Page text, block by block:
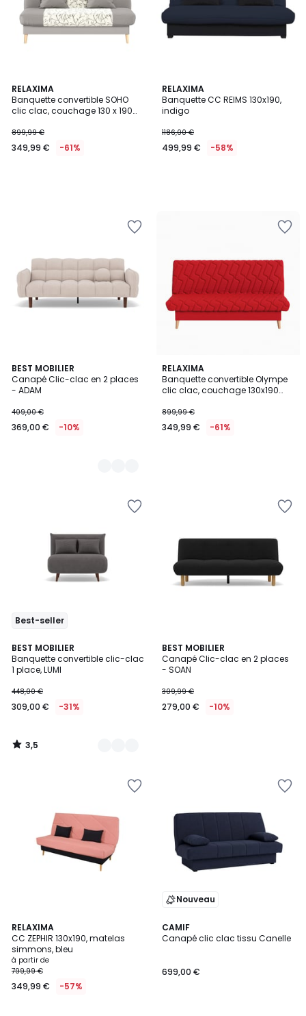
RELAXIMA
Banquette convertible SOHO
clic clac, couchage 130 x 190
coussins OFFERTS, Beige à
motifs
899,99 €
349,99 € -61%
RELAXIMA
Banquette CC REIMS 130x190,
indigo
1186,00 €
499,99 € -58%
BEST MOBILIER
Canapé Clic-clac en 2 places
- ADAM
409,00 €
369,00 € -10%
2
Couleurs
RELAXIMA
Banquette convertible Olympe
clic clac, couchage 130x190
rouge
899,99 €
349,99 € -61%
Best-seller
BEST MOBILIER
Banquette convertible clic-clac
1 place, LUMI
448,00 €
309,00 € -31%
3,5
/ 5
4
Couleurs
3,5
/
BEST MOBILIER
Canapé Clic-clac en 2 places
- SOAN
309,99 €
279,00 € -10%
RELAXIMA
CC ZEPHIR 130x190, matelas
simmons, bleu
à partir de
799,99 €
349,99 € -57%
2
Couleurs
Nouveau
CAMIF
Canapé clic clac tissu Canelle
699,00 €
2
Couleurs